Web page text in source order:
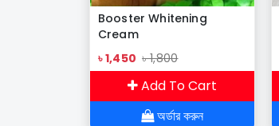
Booster Whitening
Cream
৳ 1,450 ৳ 1,800
Add To Cart
অর্ডার করুন